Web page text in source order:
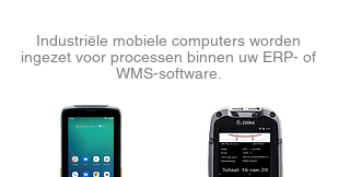
Industriële mobiele computers worden
ingezet voor processen binnen uw ERP- of
WMS-software.